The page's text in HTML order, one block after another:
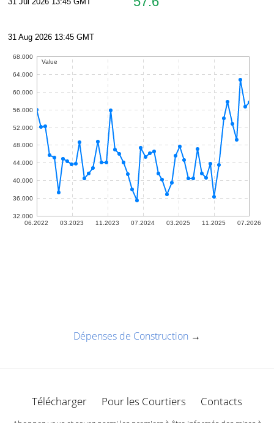
Dépenses de Construction →
Télécharger Pour les Courtiers Contacts